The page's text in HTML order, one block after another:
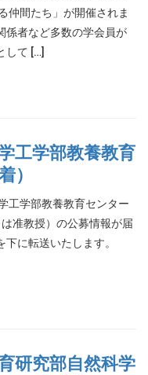
仲間たち」が開催されま
係者など多数の学会員が
して […]
工学部教養教育
）
工学部教養教育センター
准教授）の公募情報が届
に転送いたします。
研究部自然科学